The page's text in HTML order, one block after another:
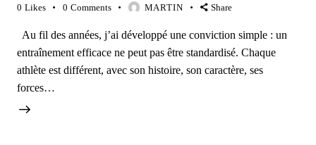
0 Likes 0 Comments MARTIN Share
Au fil des années, j’ai développé une conviction simple : un
entraînement efficace ne peut pas être standardisé. Chaque
athlète est différent, avec son histoire, son caractère, ses
forces…